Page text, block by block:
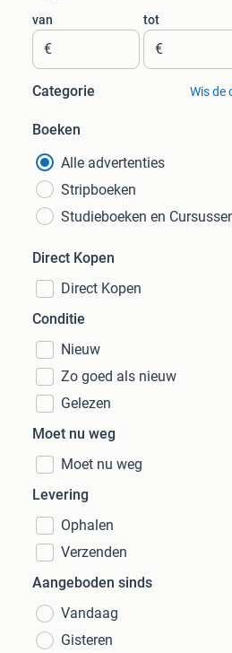
van
€
tot
€
Categorie Wis de
Boeken
Alle advertenties
Stripboeken
Studieboeken en
Direct Kopen
Direct Kopen
Conditie
Nieuw
Zo goed als nieuw
Gelezen
Moet nu weg
Moet nu weg
Levering
Ophalen
Verzenden
Aangeboden sinds
Vandaag
Gisteren